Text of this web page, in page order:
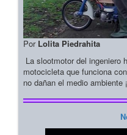
Por Lolita Piedrahita
La slootmotor del ingeniero
motocicleta que funciona
no dañan el medio ambiente